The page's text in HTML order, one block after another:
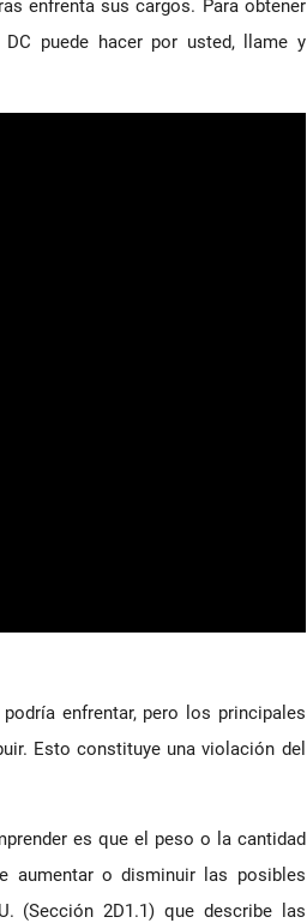
enfrenta sus cargos. Para obtener
puede hacer por usted, llame y
enfrentar, pero los principales
Esto constituye una violación del
es que el peso o la cantidad
aumentar o disminuir las posibles
(Sección 2D1.1) que describe las